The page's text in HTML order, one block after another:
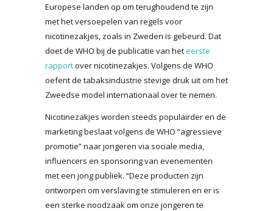
Europese landen op om terughoudend te zijn
met het versoepelen van regels voor
nicotinezakjes, zoals in Zweden is gebeurd. Dat
doet de WHO bij de publicatie van heteerste
rapportover nicotinezakjes. Volgens de WHO
oefent de tabaksindustrie stevige druk uit om het
Zweedse model internationaal over te nemen.
Nicotinezakjes worden steeds populairder en de
marketing beslaat volgens de WHO “agressieve
promotie” naar jongeren via sociale media,
influencers en sponsoring van evenementen
met een jong publiek. “Deze producten zijn
ontworpen om verslaving te stimuleren en er is
een sterke noodzaak om onze jongeren te